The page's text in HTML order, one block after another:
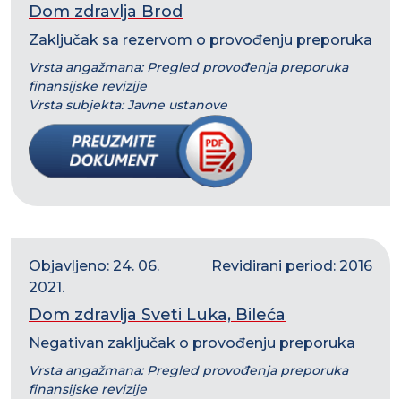
Dom zdravlja Brod
Zaključak sa rezervom o provođenju preporuka
Vrsta angažmana: Pregled provođenja preporuka
finansijske revizije
Vrsta subjekta: Javne ustanove
Objavljeno: 24. 06.
2021.
Revidirani period: 2016
Dom zdravlja Sveti Luka, Bileća
Negativan zaključak o provođenju preporuka
Vrsta angažmana: Pregled provođenja preporuka
finansijske revizije